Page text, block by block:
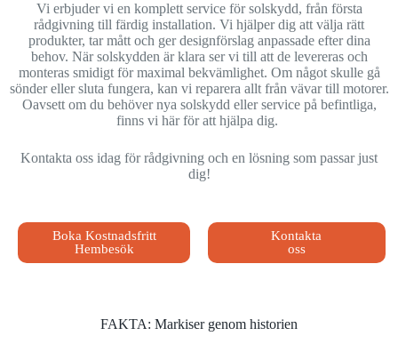
Vi erbjuder vi en komplett service för solskydd, från första
rådgivning till färdig installation. Vi hjälper dig att välja rätt
produkter, tar mått och ger designförslag anpassade efter dina
behov. När solskydden är klara ser vi till att de levereras och
monteras smidigt för maximal bekvämlighet. Om något skulle gå
sönder eller sluta fungera, kan vi reparera allt från vävar till motorer.
Oavsett om du behöver nya solskydd eller service på befintliga,
finns vi här för att hjälpa dig.
Kontakta oss idag för rådgivning och en lösning som passar just
dig!
Boka Kostnadsfritt
Hembesök
Kontakta
oss
FAKTA: Markiser genom historien